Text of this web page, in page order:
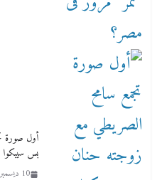
أول صورة
بس
10 ديسمبر، 2023